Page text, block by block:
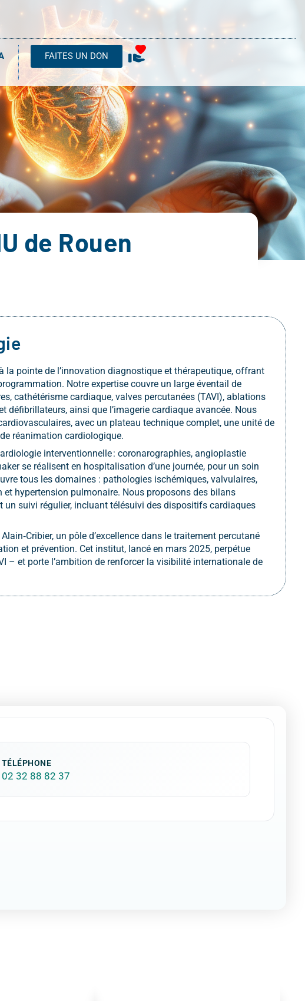
FAITES UN DON
de Rouen
la pointe de l’innovation diagnostique et thérapeutique, offrant
Notre expertise couvre un large éventail de
cathétérisme cardiaque, valves percutanées (TAVI), ablations
ainsi que l’imagerie cardiaque avancée. Nous
avec un plateau technique complet, une unité de
réanimation cardiologique.
interventionnelle : coronarographies, angioplastie
se réalisent en hospitalisation d’une journée, pour un soin
tous les domaines : pathologies ischémiques, valvulaires,
hypertension pulmonaire. Nous proposons des bilans
suivi régulier, incluant télésuivi des dispositifs cardiaques
un pôle d’excellence dans le traitement percutané
et prévention. Cet institut, lancé en mars 2025, perpétue
– et porte l’ambition de renforcer la visibilité internationale de
TÉLÉPHONE
02 32 88 82 37